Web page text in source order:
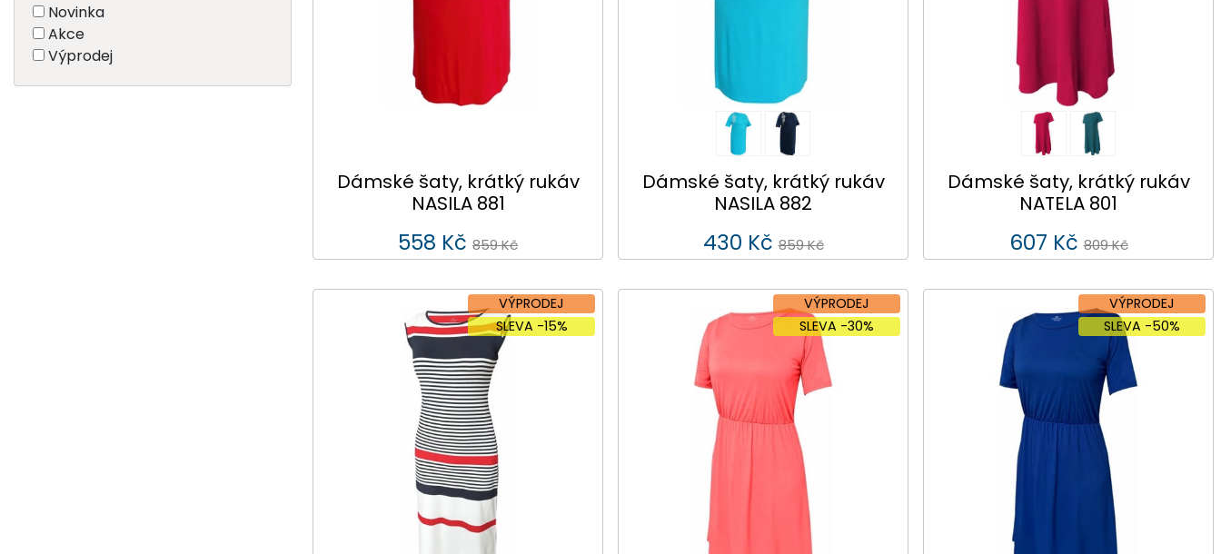
Novinka
Akce
Výprodej
Dámské šaty, krátký rukáv
NASILA 881
558 Kč 859 Kč
Dámské šaty, krátký rukáv
NASILA 882
430 Kč 859 Kč
Dámské šaty, krátký rukáv
NATELA 801
607 Kč 809 Kč
VÝPRODEJ
SLEVA -15%
VÝPRODEJ
SLEVA -30%
VÝPRODEJ
SLEVA -50%